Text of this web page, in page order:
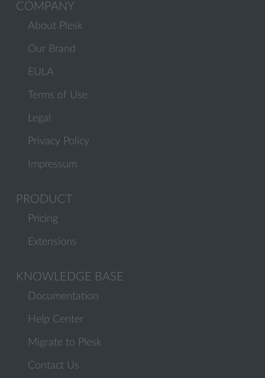
COMPANY
About Plesk
Our Brand
EULA
Terms of Use
Legal
Privacy Policy
Impressum
PRODUCT
Pricing
Extensions
KNOWLEDGE BASE
Documentation
Help Center
Migrate to Plesk
Contact Us